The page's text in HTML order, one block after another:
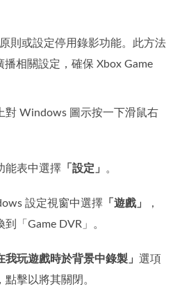
則或設定停用錄影功能。此方法
相關設定，確保 Xbox Game
對 Windows 圖示按一下滑鼠右
能表中選擇 「設定」 。
設定視窗中選擇 「遊戲」
，
「Game DVR」。
我玩遊戲時於背景中錄製」選項
點擊以將其關閉。